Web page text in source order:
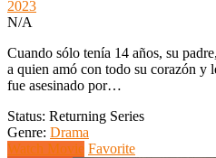
2023
N/A
Cuando sólo tenía 14 años, su
a quien amó con todo su corazón y
fue asesinado por…
Status: Returning Series
Genre: Drama
Watch Movie Favorite